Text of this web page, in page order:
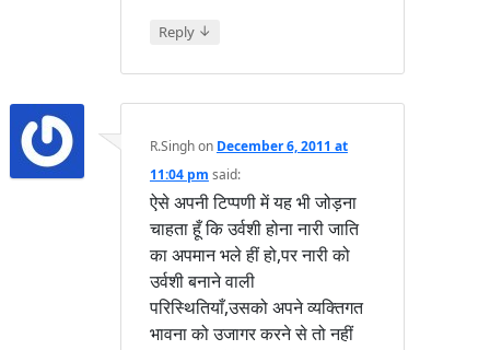
Reply ↓
R.Singhon December 6, 2011 at
11:04 pm said:
ऐसे अपनी टिप्पणी में यह भी जोड़ना
चाहता हूँ कि उर्वशी होना नारी जाति
का अपमान भले हीं हो,पर नारी को
उर्वशी बनाने वाली
परिस्थितियाँ,उसको अपने व्यक्तिगत
भावना को उजागर करने से तो नहीं